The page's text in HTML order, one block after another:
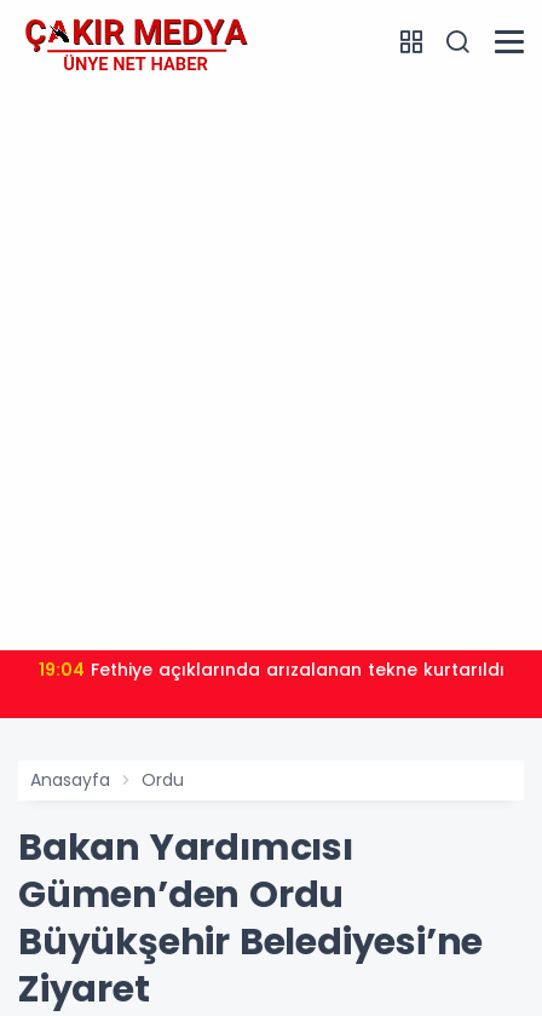
19:04 Fethiye açıklarında arızalanan tekne kurtarıldı
Anasayfa Ordu
Bakan Yardımcısı
Gümen’den Ordu
Büyükşehir Belediyesi’ne
Ziyaret